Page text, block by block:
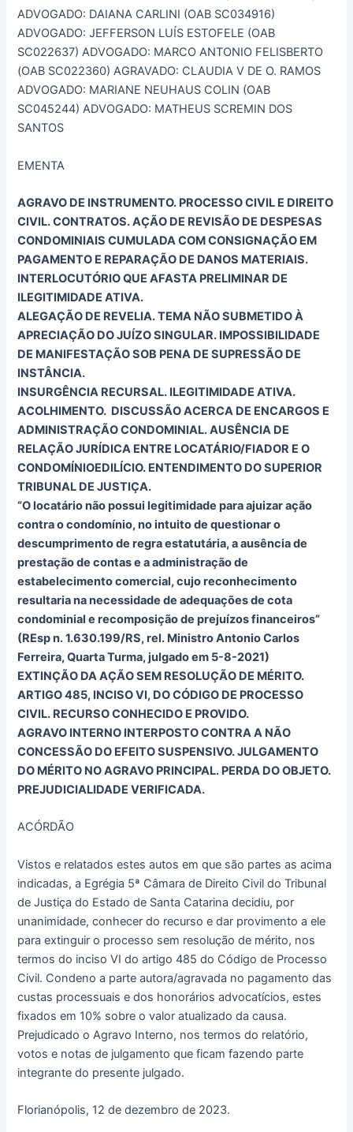
ADVOGADO: DAIANA CARLINI (OAB SC034916)
ADVOGADO: JEFFERSON LUÍS ESTOFELE (OAB
SC022637) ADVOGADO: MARCO ANTONIO FELISBERTO
(OAB SC022360) AGRAVADO: CLAUDIA V DE O. RAMOS
ADVOGADO: MARIANE NEUHAUS COLIN (OAB
SC045244) ADVOGADO: MATHEUS SCREMIN DOS
SANTOS
EMENTA
AGRAVO DE INSTRUMENTO. PROCESSO CIVIL E DIREITO
CIVIL. CONTRATOS. AÇÃO DE REVISÃO DE DESPESAS
CONDOMINIAIS CUMULADA COM CONSIGNAÇÃO EM
PAGAMENTO E REPARAÇÃO DE DANOS MATERIAIS.
INTERLOCUTÓRIO QUE AFASTA PRELIMINAR DE
ILEGITIMIDADE ATIVA.
ALEGAÇÃO DE REVELIA. TEMA NÃO SUBMETIDO À
APRECIAÇÃO DO JUÍZO SINGULAR. IMPOSSIBILIDADE
DE MANIFESTAÇÃO SOB PENA DE SUPRESSÃO DE
INSTÂNCIA.
INSURGÊNCIA RECURSAL. ILEGITIMIDADE ATIVA.
ACOLHIMENTO. DISCUSSÃO ACERCA DE ENCARGOS E
ADMINISTRAÇÃO CONDOMINIAL. AUSÊNCIA DE
RELAÇÃO JURÍDICA ENTRE LOCATÁRIO/FIADOR E O
CONDOMÍNIOEDILÍCIO. ENTENDIMENTO DO SUPERIOR
TRIBUNAL DE JUSTIÇA.
“O locatário não possui legitimidade para ajuizar ação
contra o condomínio, no intuito de questionar o
descumprimento de regra estatutária, a ausência de
prestação de contas e a administração de
estabelecimento comercial, cujo reconhecimento
resultaria na necessidade de adequações de cota
condominial e recomposição de prejuízos financeiros”
(REsp n. 1.630.199/RS, rel. Ministro Antonio Carlos
Ferreira, Quarta Turma, julgado em 5-8-2021)
EXTINÇÃO DA AÇÃO SEM RESOLUÇÃO DE MÉRITO.
ARTIGO 485, INCISO VI, DO CÓDIGO DE PROCESSO
CIVIL. RECURSO CONHECIDO E PROVIDO.
AGRAVO INTERNO INTERPOSTO CONTRA A NÃO
CONCESSÃO DO EFEITO SUSPENSIVO. JULGAMENTO
DO MÉRITO NO AGRAVO PRINCIPAL. PERDA DO OBJETO.
PREJUDICIALIDADE VERIFICADA.
ACÓRDÃO
Vistos e relatados estes autos em que são partes as acima
indicadas, a Egrégia 5ª Câmara de Direito Civil do Tribunal
de Justiça do Estado de Santa Catarina decidiu, por
unanimidade, conhecer do recurso e dar provimento a ele
para extinguir o processo sem resolução de mérito, nos
termos do inciso VI do artigo 485 do Código de Processo
Civil. Condeno a parte autora/agravada no pagamento das
custas processuais e dos honorários advocatícios, estes
fixados em 10% sobre o valor atualizado da causa.
Prejudicado o Agravo Interno, nos termos do relatório,
votos e notas de julgamento que ficam fazendo parte
integrante do presente julgado.
Florianópolis, 12 de dezembro de 2023.